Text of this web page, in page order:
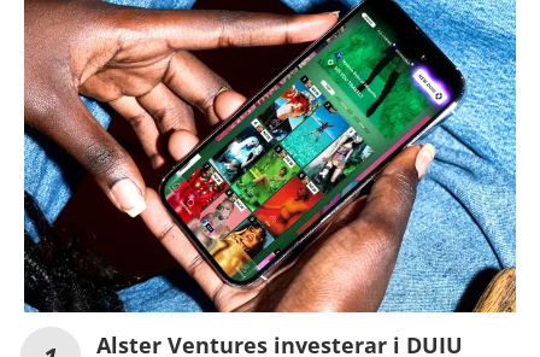
Alster Ventures investerar i DUIU